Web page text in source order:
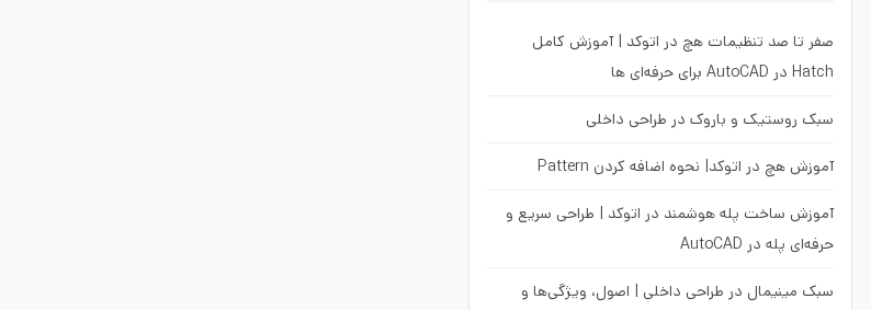
صفر تا صد تنظیمات هچ در اتوکد | آموزش کامل
Hatch در AutoCAD برای حرفه‌ای ها
سبک روستیک و باروک در طراحی داخلی
آموزش هچ در اتوکد| نحوه اضافه کردن Pattern
آموزش ساخت پله هوشمند در اتوکد | طراحی سریع و
حرفه‌ای پله در AutoCAD
سبک مینیمال در طراحی داخلی | اصول، ویژگی‌ها و